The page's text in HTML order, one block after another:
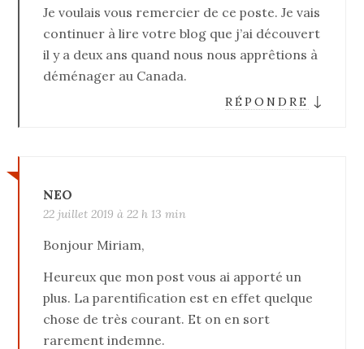
Je voulais vous remercier de ce poste. Je vais
continuer à lire votre blog que j’ai découvert
il y a deux ans quand nous nous apprêtions à
déménager au Canada.
RÉPONDRE ↓
NEO
22 juillet 2019 à 22 h 13 min
Bonjour Miriam,
Heureux que mon post vous ai apporté un
plus. La parentification est en effet quelque
chose de très courant. Et on en sort
rarement indemne.